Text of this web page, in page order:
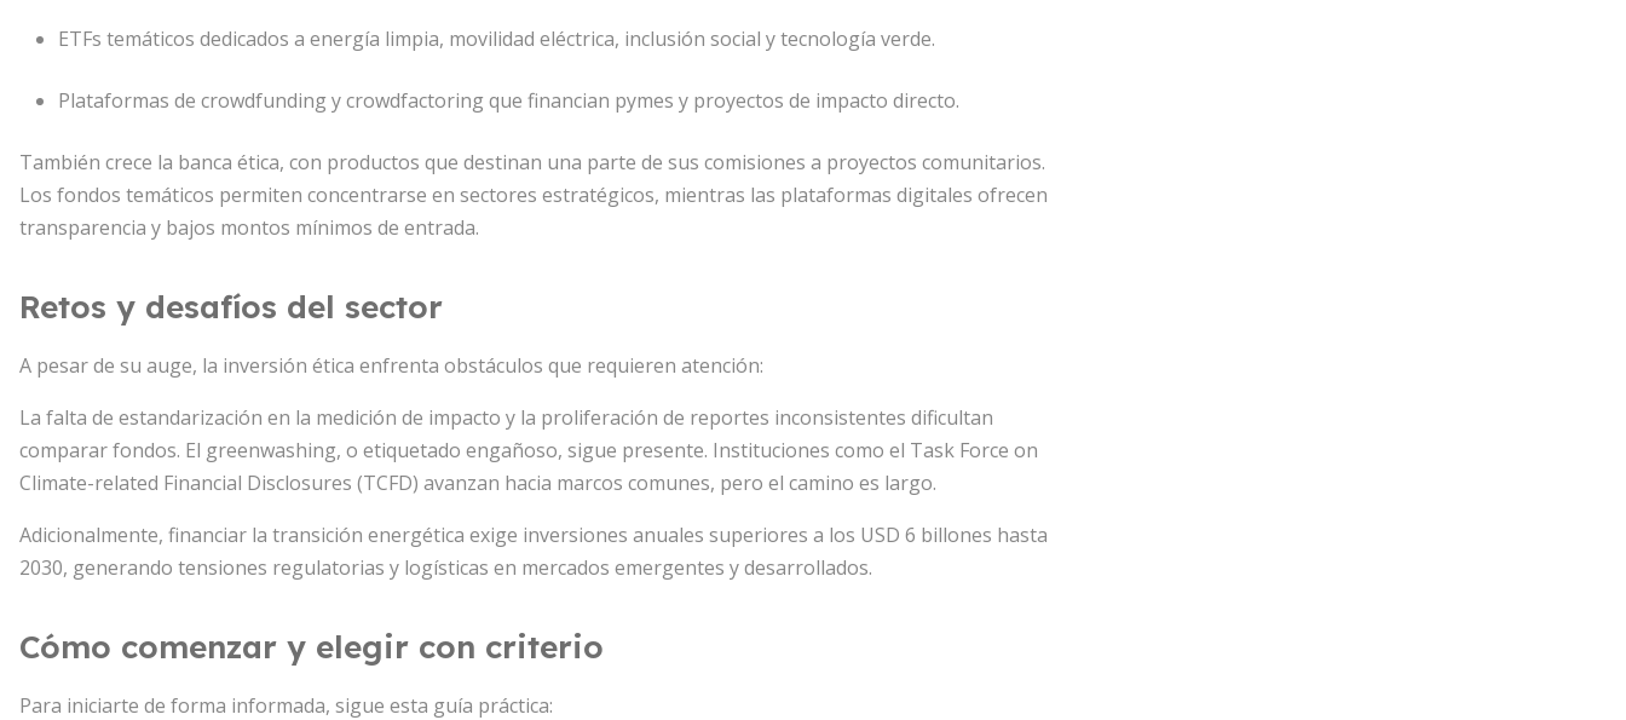
ETFs temáticos dedicados a energía limpia, movilidad eléctrica, inclusión social y tecnología verde.
Plataformas de crowdfunding y crowdfactoring que financian pymes y proyectos de impacto directo.
También crece la banca ética, con productos que destinan una parte de sus comisiones a proyectos comunitarios.
Los fondos temáticos permiten concentrarse en sectores estratégicos, mientras las plataformas digitales ofrecen
transparencia y bajos montos mínimos de entrada.
Retos y desafíos del sector
A pesar de su auge, la inversión ética enfrenta obstáculos que requieren atención:
La falta de estandarización en la medición de impacto y la proliferación de reportes inconsistentes dificultan
comparar fondos. El greenwashing, o etiquetado engañoso, sigue presente. Instituciones como el Task Force on
Climate-related Financial Disclosures (TCFD) avanzan hacia marcos comunes, pero el camino es largo.
Adicionalmente, financiar la transición energética exige inversiones anuales superiores a los USD 6 billones hasta
2030, generando tensiones regulatorias y logísticas en mercados emergentes y desarrollados.
Cómo comenzar y elegir con criterio
Para iniciarte de forma informada, sigue esta guía práctica: